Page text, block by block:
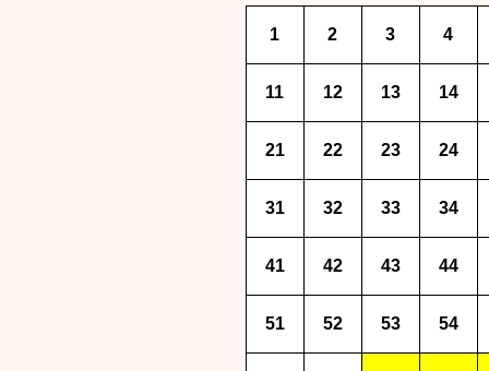
1 2 3 4
11 12 13 14
21 22 23 24
31 32 33 34
41 42 43 44
51 52 53 54